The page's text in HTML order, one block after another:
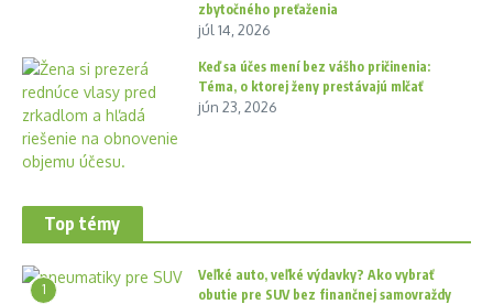
zbytočného preťaženia
júl 14, 2026
Keď sa účes mení bez vášho pričinenia:
Téma, o ktorej ženy prestávajú mlčať
jún 23, 2026
Top témy
1
Veľké auto, veľké výdavky? Ako vybrať
obutie pre SUV bez finančnej samovraždy